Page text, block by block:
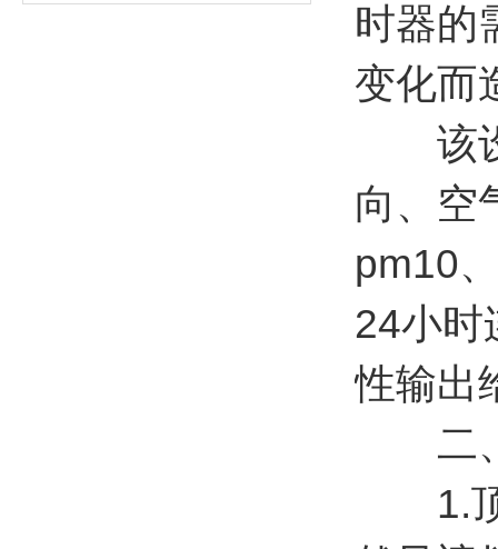
时器的
变化而
该设
向、空
pm10
24小时
性输出
二、
1.顶